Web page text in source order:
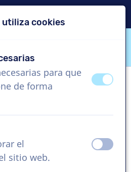
palabras
cookies
para que
de forma
el
sitio web.